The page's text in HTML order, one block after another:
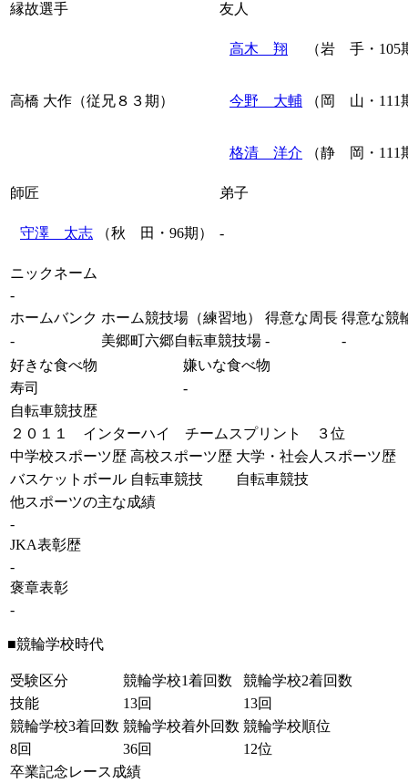
縁故選手 友人
高橋 大作（従兄８３期）
高木 翔 （岩 手・105
今野 大輔 （岡 山・111
格清 洋介 （静 岡・111
師匠 弟子
守澤 太志 （秋 田・96期） -
ニックネーム
-
ホームバンク ホーム競技場（練習地） 得意な周長 得意な競
-
美郷町六郷自転車競技場 -
-
好きな食べ物
嫌いな食べ物
寿司
-
自転車競技歴
２０１１ インターハイ チームスプリント ３位
中学校スポーツ歴 高校スポーツ歴 大学・社会人スポーツ歴
バスケットボール 自転車競技
自転車競技
他スポーツの主な成績
-
JKA表彰歴
-
褒章表彰
-
■競輪学校時代
受験区分 競輪学校1着回数
競輪学校2着回数
技能
13回
13回
競輪学校3着回数 競輪学校着外回数 競輪学校順位
8回
36回
12位
卒業記念レース成績